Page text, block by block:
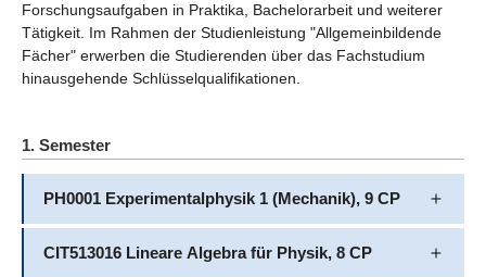
Forschungsaufgaben in Praktika, Bachelorarbeit und weiterer
Tätigkeit. Im Rahmen der Studienleistung "Allgemeinbildende
Fächer" erwerben die Studierenden über das Fachstudium
hinausgehende Schlüsselqualifikationen.
1. Semester
PH0001 Experimentalphysik 1 (Mechanik), 9 CP
CIT513016 Lineare Algebra für Physik, 8 CP